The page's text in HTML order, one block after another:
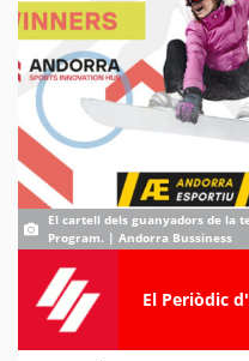
El cartell dels guanyadors de la
Program. | Andorra Bussiness
El Periòdic